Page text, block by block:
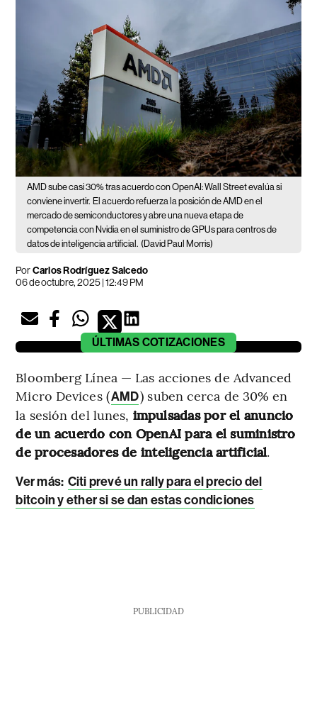
AMD sube casi 30% tras acuerdo con OpenAI: Wall Street evalúa si
conviene invertir. El acuerdo refuerza la posición de AMD en el
mercado de semiconductores y abre una nueva etapa de
competencia con Nvidia en el suministro de GPUs para centros de
datos de inteligencia artificial. (David Paul Morris)
PorCarlos Rodríguez Salcedo
06 de octubre, 2025 | 12:49 PM
ÚLTIMAS COTIZACIONES
Bloomberg Línea — Las acciones de Advanced
Micro Devices (AMD) suben cerca de 30% en
la sesión del lunes, impulsadas por el anuncio
de un acuerdo con OpenAI para el suministro
de procesadores de inteligencia artificial.
Ver más: Citi prevé un rally para el precio del
bitcoin y ether si se dan estas condiciones
PUBLICIDAD